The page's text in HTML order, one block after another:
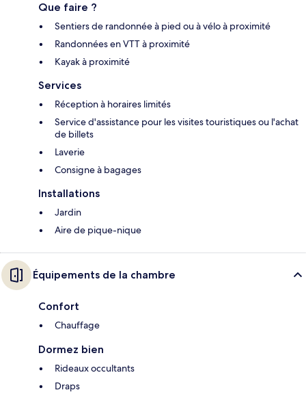
Que faire ?
Sentiers de randonnée à pied ou à vélo à proximité
Randonnées en VTT à proximité
Kayak à proximité
Services
Réception à horaires limités
Service d'assistance pour les visites touristiques ou l'achat
de billets
Laverie
Consigne à bagages
Installations
Jardin
Aire de pique-nique
Équipements de la chambre
Confort
Chauffage
Dormez bien
Rideaux occultants
Draps